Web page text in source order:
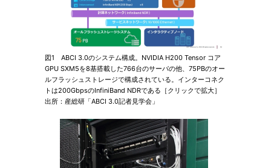
図1 ABCI 3.0のシステム構成。NVIDIA H200 Tensor コア
GPU SXM5を8基搭載した766台のサーバの他、75PBのオー
ルフラッシュストレージで構成されている。インターコネク
トは200GbpsのInfiniBand NDRである［クリックで拡大］
出所：産総研「ABCI 3.0記者見学会」